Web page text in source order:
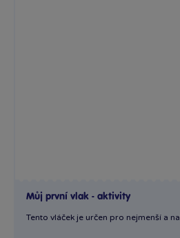
Můj první vlak - aktivity
Tento vláček je určen pro nejmenší a